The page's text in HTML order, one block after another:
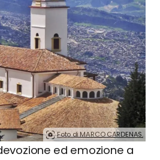
Foto di MARCO CARDENAS.
ed emozione a